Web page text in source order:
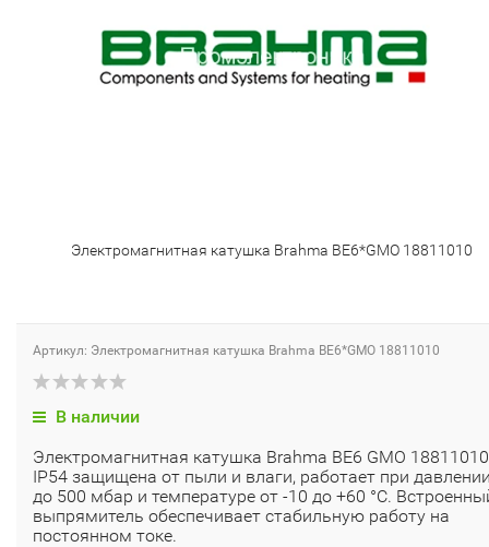
Электромагнитная катушка Brahma BE6*GMO 18811010
Артикул: Электромагнитная катушка Brahma BE6*GMO 18811010
В наличии
Электромагнитная катушка Brahma BE6 GMO
IP54 защищена от пыли и влаги, работает при
до 500 мбар и температуре от -10 до +60 °C.
выпрямитель обеспечивает стабильную работу на
постоянном токе.